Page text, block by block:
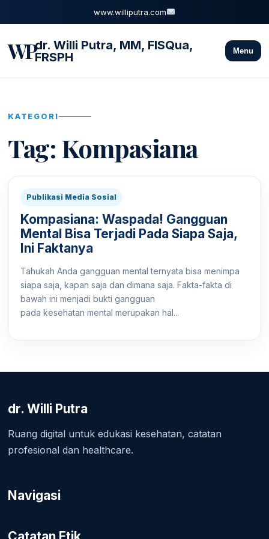
www.williputra.com
WPdr. Willi Putra, MM, FISQua,
FRSPH
Menu
KATEGORI
Tag:Kompasiana
Publikasi Media Sosial
Kompasiana: Waspada! Gangguan
Mental Bisa Terjadi Pada Siapa Saja,
Ini Faktanya
Tahukah Anda gangguan mental ternyata bisa menimpa
siapa saja, kapan saja dan dimana saja. Fakta-fakta di
bawah ini menjadi bukti gangguan
pada kesehatan mental merupakan hal...
dr. Willi Putra
Ruang digital untuk edukasi kesehatan, catatan
profesional dan healthcare.
Navigasi